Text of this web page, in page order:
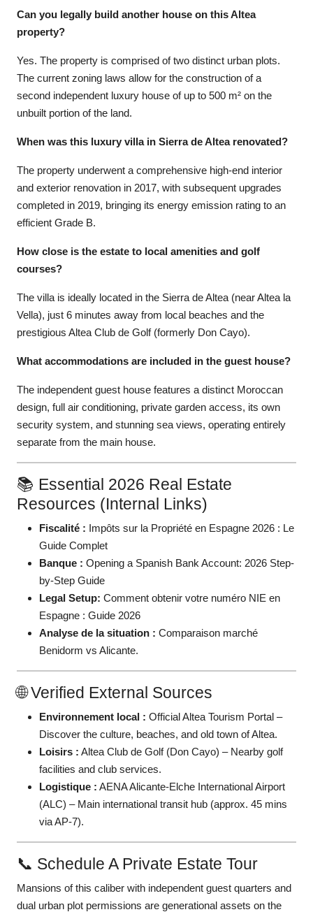
Can you legally build another house on this Altea
property?
Yes. The property is comprised of two distinct urban plots.
The current zoning laws allow for the construction of a
second independent luxury house of up to 500 m² on the
unbuilt portion of the land.
When was this luxury villa in Sierra de Altea renovated?
The property underwent a comprehensive high-end interior
and exterior renovation in 2017, with subsequent upgrades
completed in 2019, bringing its energy emission rating to an
efficient Grade B.
How close is the estate to local amenities and golf
courses?
The villa is ideally located in the Sierra de Altea (near Altea la
Vella), just 6 minutes away from local beaches and the
prestigious Altea Club de Golf (formerly Don Cayo).
What accommodations are included in the guest house?
The independent guest house features a distinct Moroccan
design, full air conditioning, private garden access, its own
security system, and stunning sea views, operating entirely
separate from the main house.
📚 Essential 2026 Real Estate
Resources (Internal Links)
Fiscalité : Impôts sur la Propriété en Espagne 2026 : Le
Guide Complet
Banque : Opening a Spanish Bank Account: 2026 Step-
by-Step Guide
Legal Setup: Comment obtenir votre numéro NIE en
Espagne : Guide 2026
Analyse de la situation : Comparaison marché
Benidorm vs Alicante.
🌐 Verified External Sources
Environnement local : Official Altea Tourism Portal –
Discover the culture, beaches, and old town of Altea.
Loisirs : Altea Club de Golf (Don Cayo) – Nearby golf
facilities and club services.
Logistique : AENA Alicante-Elche International Airport
(ALC) – Main international transit hub (approx. 45 mins
via AP-7).
📞 Schedule A Private Estate Tour
Mansions of this caliber with independent guest quarters and
dual urban plot permissions are generational assets on the